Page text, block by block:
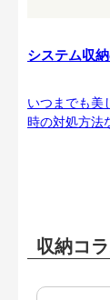
システム収
いつまでも美
時の対処方法
収納コラ